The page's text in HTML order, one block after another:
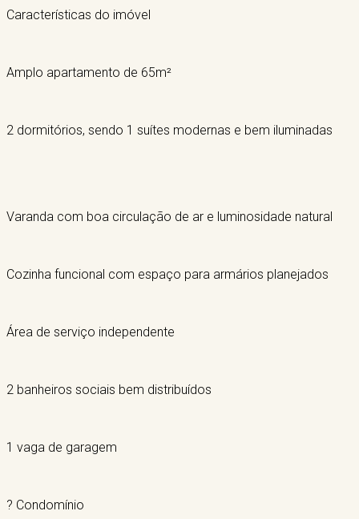
Características do imóvel
Amplo apartamento de 65m²
2 dormitórios, sendo 1 suítes modernas e bem iluminadas
Varanda com boa circulação de ar e luminosidade natural
Cozinha funcional com espaço para armários planejados
Área de serviço independente
2 banheiros sociais bem distribuídos
1 vaga de garagem
? Condomínio